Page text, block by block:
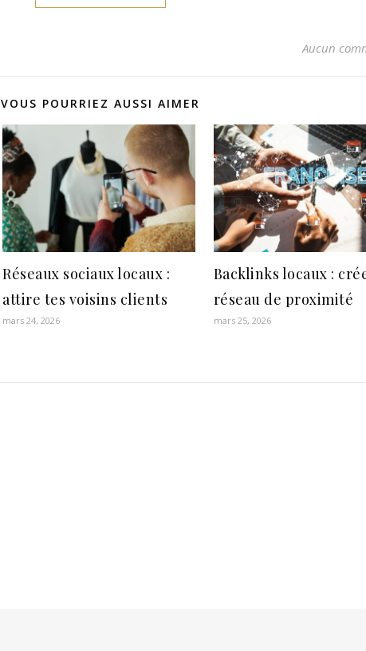
Aucun
VOUS POURRIEZ AUSSI AIMER
Réseaux sociaux locaux :
attire tes voisins clients
mars 24, 2026
Backlinks locaux :
réseau de proximité
mars 25, 2026